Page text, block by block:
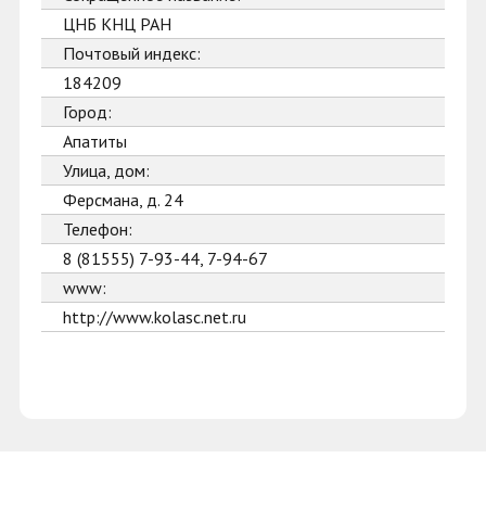
ЦНБ КНЦ РАН
Почтовый индекс:
184209
Город:
Апатиты
Улица, дом:
Ферсмана, д. 24
Телефон:
8 (81555) 7-93-44, 7-94-67
www:
http://www.kolasc.net.ru